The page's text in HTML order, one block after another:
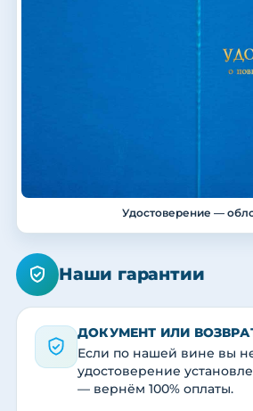
Удостоверение —
Наши гарантии
ДОКУМЕНТ ИЛИ
Если по нашей вине вы
удостоверение
— вернём 100% оплаты.